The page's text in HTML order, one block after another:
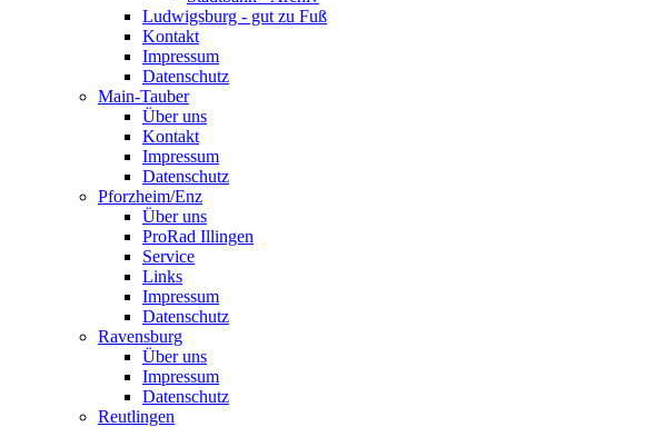
Ludwigsburg - gut zu Fuß
Kontakt
Impressum
Datenschutz
Main-Tauber
Über uns
Kontakt
Impressum
Datenschutz
Pforzheim/Enz
Über uns
ProRad Illingen
Service
Links
Impressum
Datenschutz
Ravensburg
Über uns
Impressum
Datenschutz
Reutlingen